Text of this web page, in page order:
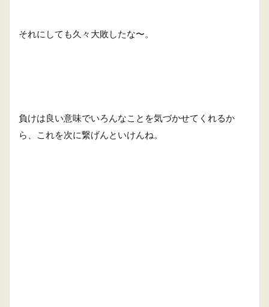
それにしても久々大敗したな〜。
負けは良い意味でいろんなことを気づかせてくれるか
ら、これを次に繋げんといけんね。